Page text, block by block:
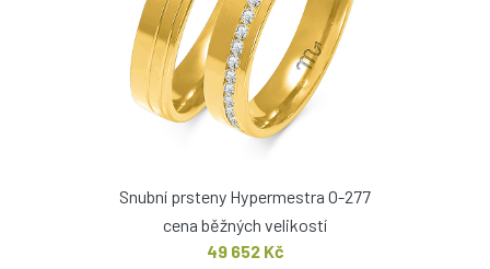
Snubní prsteny Hypermestra O-277
cena běžných velikostí
49 652 Kč